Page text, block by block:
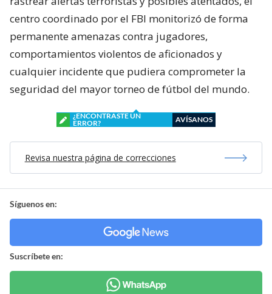
centro coordinado por el FBI monitorizó de forma
permanente amenazas contra jugadores,
comportamientos violentos de aficionados y
cualquier incidente que pudiera comprometer la
seguridad del mayor torneo de fútbol del mundo.
¿ENCONTRASTE UN
ERROR?
AVÍSANOS
Revisa nuestra página de correcciones
Síguenos en:
Suscríbete en: